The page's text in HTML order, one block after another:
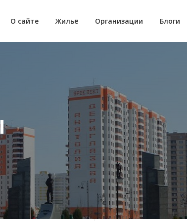
О сайте Жильё Организации Блоги